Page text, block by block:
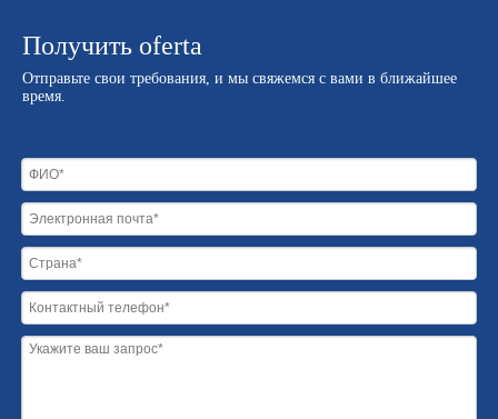
Получить oferta
Отправьте свои требования, и мы свяжемся с вами в ближайшее
время.